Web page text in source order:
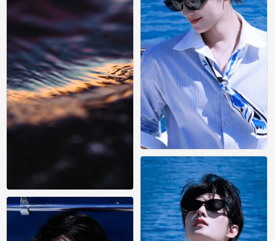
杨洋壁纸｜海边明媚少年氛围感
风景壁纸